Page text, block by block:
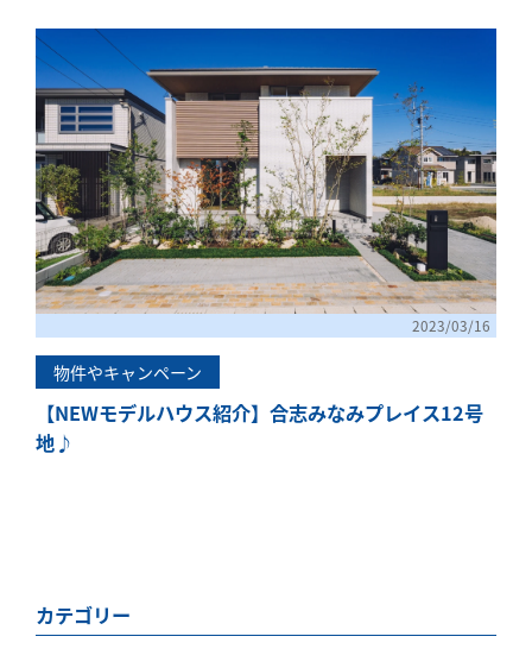
2023/03/16
物件やキャンペーン
【NEWモデルハウス紹介】合志みなみプレイス12号
地♪
カテゴリー